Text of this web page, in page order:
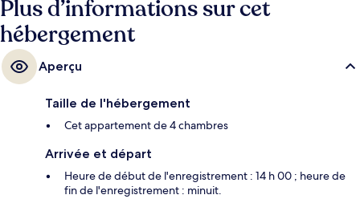
Plus d’informations sur cet
hébergement
Aperçu
Taille de l'hébergement
Cet appartement de 4 chambres
Arrivée et départ
Heure de début de l'enregistrement : 14 h 00 ; heure de
fin de l'enregistrement : minuit.